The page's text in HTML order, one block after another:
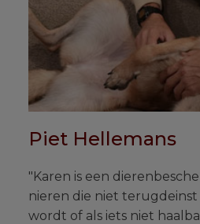
Piet Hellemans
"Karen is een
nieren die niet
wordt of als iets niet